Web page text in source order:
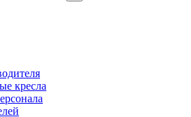
кресла